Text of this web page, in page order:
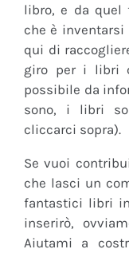
libro, e da quel
che è inventarsi
qui di
giro per i libri
possibile da
sono, i libri
cliccarci sopra).
Se vuoi
che lasci un
fantastici libri
inserirò,
Aiutami a